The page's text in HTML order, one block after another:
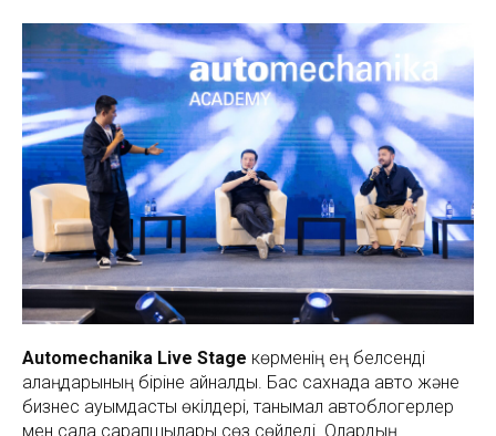
Automechanika Live Stage көрменің ең белсенді
алаңдарының біріне айналды. Бас сахнада авто және
бизнес қауымдастық өкілдері, танымал автоблогерлер
мен сала сарапшылары сөз сөйледі. Олардың